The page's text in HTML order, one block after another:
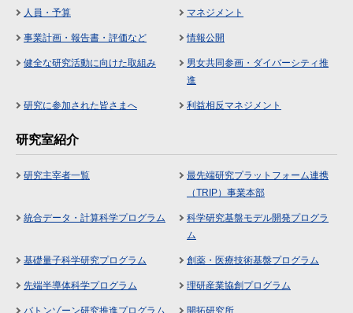
人員・予算 マネジメント
事業計画・報告書・評価など 情報公開
健全な研究活動に向けた取組み
男女共同参画・ダイバーシティ推
進
研究に参加された皆さまへ 利益相反マネジメント
研究室紹介
研究主宰者一覧
最先端研究プラットフォーム連携
（TRIP）事業本部
統合データ・計算科学プログラム
科学研究基盤モデル開発プログラ
ム
基礎量子科学研究プログラム 創薬・医療技術基盤プログラム
先端半導体科学プログラム 理研産業協創プログラム